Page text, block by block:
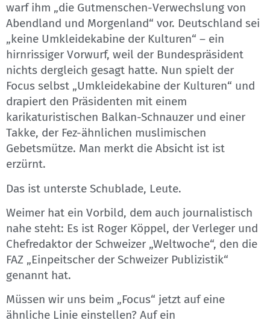
warf ihm „die Gutmenschen-Verwechslung von
Abendland und Morgenland“ vor. Deutschland sei
„keine Umkleidekabine der Kulturen“ – ein
hirnrissiger Vorwurf, weil der Bundespräsident
nichts dergleich gesagt hatte. Nun spielt der
Focus selbst „Umkleidekabine der Kulturen“ und
drapiert den Präsidenten mit einem
karikaturistischen Balkan-Schnauzer und einer
Takke, der Fez-ähnlichen muslimischen
Gebetsmütze. Man merkt die Absicht ist ist
erzürnt.
Das ist unterste Schublade, Leute.
Weimer hat ein Vorbild, dem auch journalistisch
nahe steht: Es ist Roger Köppel, der Verleger und
Chefredaktor der Schweizer „Weltwoche“, den die
FAZ „Einpeitscher der Schweizer Publizistik“
genannt hat.
Müssen wir uns beim „Focus“ jetzt auf eine
ähnliche Linie einstellen? Auf ein